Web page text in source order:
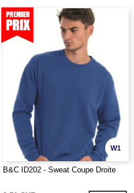
W1
B&C ID202 - Sweat Coupe Droite